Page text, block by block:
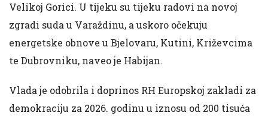
Velikoj Gorici. U tijeku su tijeku radovi na novoj
zgradi suda u Varaždinu, a uskoro očekuju
energetske obnove u Bjelovaru, Kutini, Križevcima
te Dubrovniku, naveo je Habijan.
Vlada je odobrila i doprinos RH Europskoj zakladi za
demokraciju za 2026. godinu u iznosu od 200 tisuća